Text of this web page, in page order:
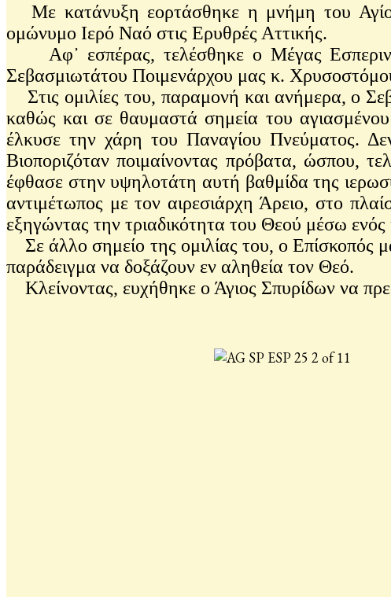
Με κατάνυξη εορτάσθηκε η μνήμη του
ομώνυμο Ιερό Ναό στις Ερυθρές Αττικής.
Αφ᾽ εσπέρας, τελέσθηκε ο Μέγας
Σεβασμιωτάτου Ποιμενάρχου μας κ.
Στις ομιλίες του, παραμονή και ανήμερα, ο
καθώς και σε θαυμαστά σημεία του
έλκυσε την χάρη του Παναγίου Πνεύματος.
Βιοποριζόταν ποιμαίνοντας πρόβατα, ώσπου,
έφθασε στην υψηλοτάτη αυτή βαθμίδα της
αντιμέτωπος με τον αιρεσιάρχη Άρειο, στο
εξηγώντας την τριαδικότητα του Θεού μέσω ενός
Σε άλλο σημείο της ομιλίας του, ο Επίσκοπός
παράδειγμα να δοξάζουν εν αληθεία τον Θεό.
Κλείνοντας, ευχήθηκε ο Άγιος Σπυρίδων να